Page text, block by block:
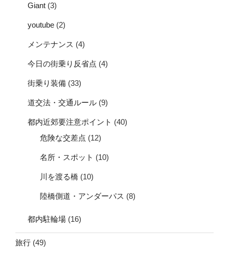
Giant (3)
youtube (2)
メンテナンス (4)
今日の街乗り反省点 (4)
街乗り装備 (33)
道交法・交通ルール (9)
都内近郊要注意ポイント (40)
危険な交差点 (12)
名所・スポット (10)
川を渡る橋 (10)
陸橋側道・アンダーパス (8)
都内駐輪場 (16)
旅行 (49)